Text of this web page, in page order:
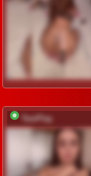
TwoPlay